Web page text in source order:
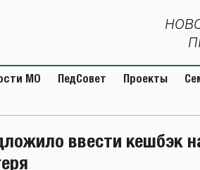
МО ПедСовет Проекты
ввести кешбэк